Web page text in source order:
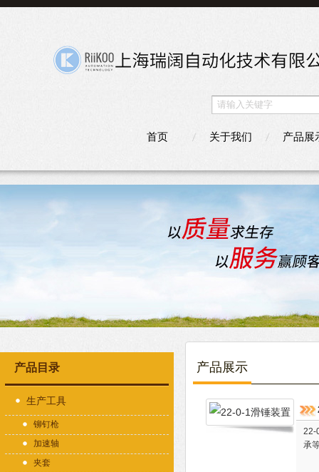
首页 关于我们 产品展
产品目录
生产工具
铆钉枪
加速轴
夹套
产品展示
22-
承